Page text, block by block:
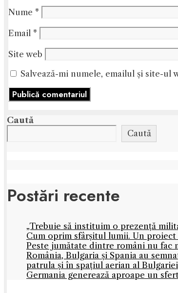
Nume *
Email *
Site web
Salvează-mi numele, emailul și site-
Caută
Caută
Postări recente
„Trebuie să instituim o prezență
Cum oprim sfârșitul lumii. Un
Peste jumătate dintre români nu fac
România, Bulgaria și Spania au
patrula și în spațiul aerian al Bulgariei
Germania generează aproape un